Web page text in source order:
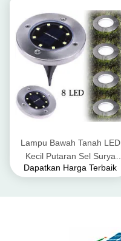
Lampu Bawah Tanah LED
Kecil Putaran Sel Surya
Koloid Lead - Baterai Asam
Dapatkan Harga Terbaik